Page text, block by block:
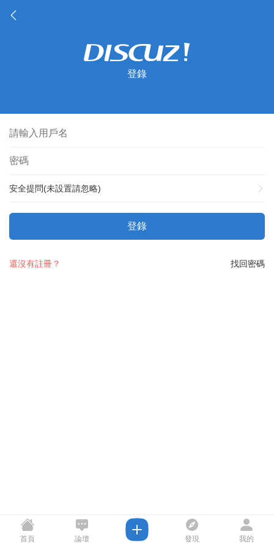
登錄
安全提問(未設置請忽略)
登錄
找回密碼
還沒有註冊？
首頁 論壇 發現 我的